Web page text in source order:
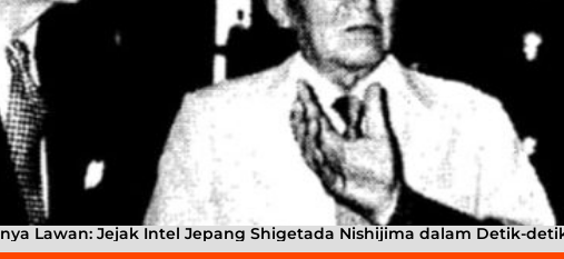
Lawan: Jejak Intel Jepang Shigetada Nishijima dalam Detik-